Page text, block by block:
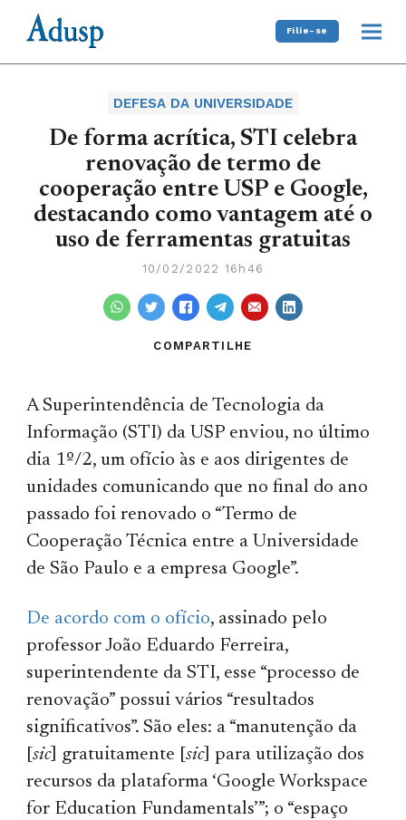
Filie-se
DEFESA DA UNIVERSIDADE
De forma acrítica, STI celebra
renovação de termo de
cooperação entre USP e Google,
destacando como vantagem até o
uso de ferramentas gratuitas
10/02/2022 16h46
COMPARTILHE
A Superintendência de Tecnologia da
Informação (STI) da USP enviou, no último
dia 1º/2, um ofício às e aos dirigentes de
unidades comunicando que no final do ano
passado foi renovado o “Termo de
Cooperação Técnica entre a Universidade
de São Paulo e a empresa Google”.
De acordo com o ofício, assinado pelo
professor João Eduardo Ferreira,
superintendente da STI, esse “processo de
renovação” possui vários “resultados
significativos”. São eles: a “manutenção da
[sic] gratuitamente [sic] para utilização dos
recursos da plataforma ‘Google Workspace
for Education Fundamentals’”; o “espaço